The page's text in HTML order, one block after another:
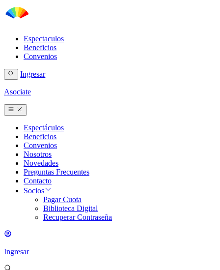
Espectaculos
Beneficios
Convenios
Ingresar
Asociate
Espectáculos
Beneficios
Convenios
Nosotros
Novedades
Preguntas Frecuentes
Contacto
Socios
Pagar Cuota
Biblioteca Digital
Recuperar Contraseña
Ingresar